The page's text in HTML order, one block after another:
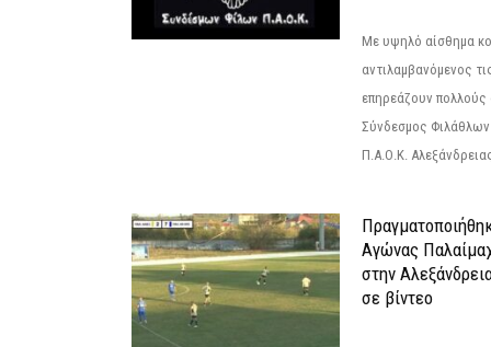
Με υψηλό αίσθημα
αντιλαμβανόμενος
επηρεάζουν πολλούς
Σύνδεσμος
Π.Α.Ο.Κ.
Αγώνας
στην
σε βίντεο